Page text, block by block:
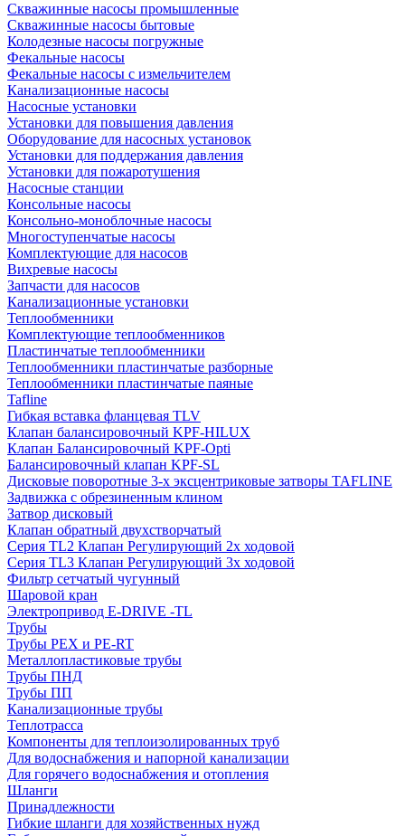
Скважинные насосы промышленные
Скважинные насосы бытовые
Колодезные насосы погружные
Фекальные насосы
Фекальные насосы с измельчителем
Канализационные насосы
Насосные установки
Установки для повышения давления
Оборудование для насосных установок
Установки для поддержания давления
Установки для пожаротушения
Насосные станции
Консольные насосы
Консольно-моноблочные насосы
Многоступенчатые насосы
Комплектующие для насосов
Вихревые насосы
Запчасти для насосов
Канализационные установки
Теплообменники
Комплектующие теплообменников
Пластинчатые теплообменники
Теплообменники пластинчатые разборные
Теплообменники пластинчатые паяные
Tafline
Гибкая вставка фланцевая TLV
Клапан балансировочный KPF-HILUX
Клапан Балансировочный KPF-Opti
Балансировочный клапан KPF-SL
Дисковые поворотные 3-х эксцентриковые затворы TAFLINE
Задвижка с обрезиненным клином
Затвор дисковый
Клапан обратный двухстворчатый
Серия TL2 Клапан Регулирующий 2х ходовой
Серия TL3 Клапан Регулирующий 3х ходовой
Фильтр сетчатый чугунный
Шаровой кран
Электропривод E-DRIVE -TL
Трубы
Трубы PEX и PE-RT
Металлопластиковые трубы
Трубы ПНД
Трубы ПП
Канализационные трубы
Теплотрасса
Компоненты для теплоизолированных труб
Для водоснабжения и напорной канализации
Для горячего водоснабжения и отопления
Шланги
Принадлежности
Гибкие шланги для хозяйственных нужд